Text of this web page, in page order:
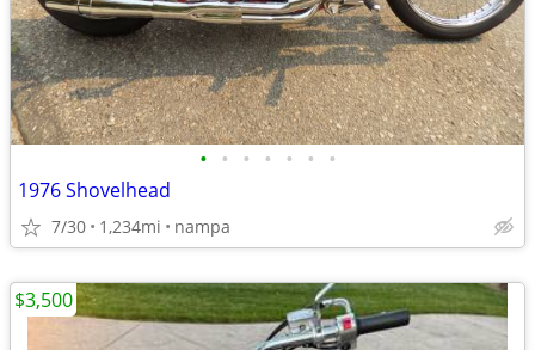
• • • • • • •
1976 Shovelhead
7/30 1,234mi nampa
$3,500